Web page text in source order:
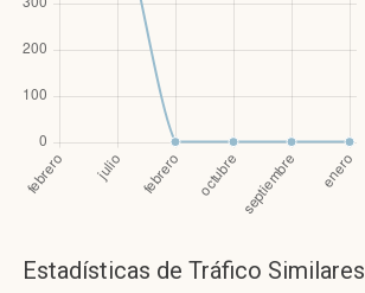
Estadísticas de Tráfico Similares